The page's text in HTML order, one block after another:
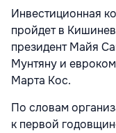
Инвестиционная
пройдет в
президент Майя
Мунтяну и
Марта Кос.
По словам
к первой